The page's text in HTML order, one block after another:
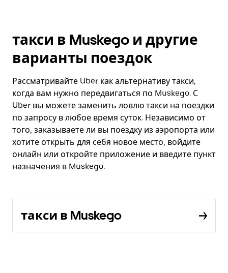
такси в Muskego и другие
варианты поездок
Рассматривайте Uber как альтернативу такси,
когда вам нужно передвигаться по Muskego. С
Uber вы можете заменить ловлю такси на поездки
по запросу в любое время суток. Независимо от
того, заказываете ли вы поездку из аэропорта или
хотите открыть для себя новое место, войдите
онлайн или откройте приложение и введите пункт
назначения в Muskego.
такси в Muskego